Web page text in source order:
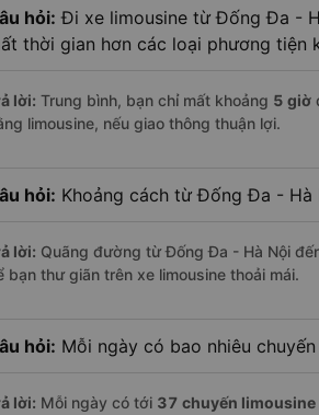
hỏi: Đi xe limousine từ Đống Đa -
thời gian hơn các loại phương tiện
lời: Trung bình, bạn chỉ mất khoảng 5 giờ
limousine, nếu giao thông thuận lợi.
hỏi: Khoảng cách từ Đống Đa - Hà
lời: Quãng đường từ Đống Đa - Hà Nội
bạn thư giãn trên xe limousine thoải mái.
hỏi: Mỗi ngày có bao nhiêu
lời: Mỗi ngày có tới 37 chuyến limousine